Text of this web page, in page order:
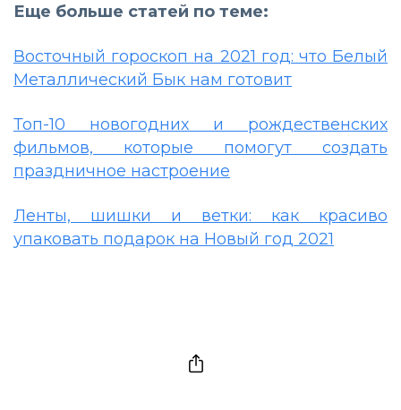
Еще больше статей по теме:
Восточный гороскоп на 2021 год: что Белый
Металлический Бык нам готовит
Топ-10 новогодних и рождественских
фильмов, которые помогут создать
праздничное настроение
Ленты, шишки и ветки: как красиво
упаковать подарок на Новый год 2021